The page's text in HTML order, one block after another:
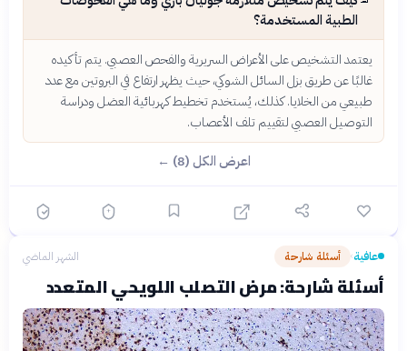
الطبية المستخدمة؟
يعتمد التشخيص على الأعراض السريرية والفحص العصبي. يتم تأكيده
غالبًا عن طريق بزل السائل الشوكي، حيث يظهر ارتفاع في البروتين مع عدد
طبيعي من الخلايا. كذلك، يُستخدم تخطيط كهربائية العضل ودراسة
التوصيل العصبي لتقييم تلف الأعصاب.
اعرض الكل (8) ←
عافية› أسئلة شارحة الشهر الماضي
أسئلة شارحة: مرض التصلب اللويحي المتعدد